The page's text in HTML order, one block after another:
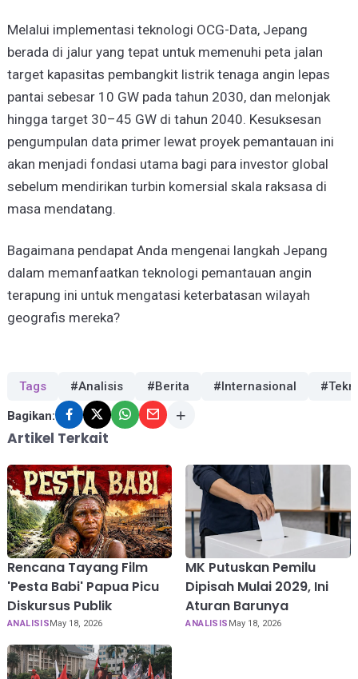
Melalui implementasi teknologi OCG-Data, Jepang
berada di jalur yang tepat untuk memenuhi peta jalan
target kapasitas pembangkit listrik tenaga angin lepas
pantai sebesar 10 GW pada tahun 2030, dan melonjak
hingga target 30–45 GW di tahun 2040. Kesuksesan
pengumpulan data primer lewat proyek pemantauan ini
akan menjadi fondasi utama bagi para investor global
sebelum mendirikan turbin komersial skala raksasa di
masa mendatang.
Bagaimana pendapat Anda mengenai langkah Jepang
dalam memanfaatkan teknologi pemantauan angin
terapung ini untuk mengatasi keterbatasan wilayah
geografis mereka?
Tags #Analisis #Berita #Internasional
Bagikan:
Artikel Terkait
Rencana Tayang Film
'Pesta Babi' Papua Picu
Diskursus Publik
ANALISISMay 18, 2026
MK Putuskan Pemilu
Dipisah Mulai 2029, Ini
Aturan Barunya
ANALISIS May 18, 2026